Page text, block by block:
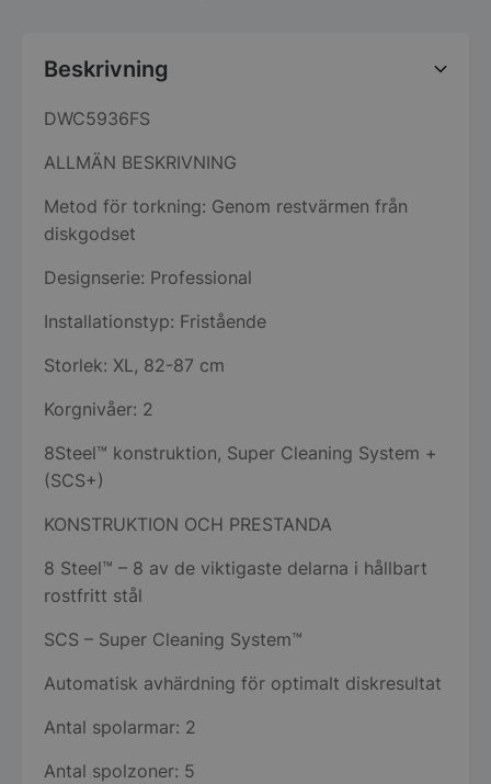
Beskrivning
DWC5936FS
ALLMÄN BESKRIVNING
Metod för torkning: Genom restvärmen från
diskgodset
Designserie: Professional
Installationstyp: Fristående
Storlek: XL, 82-87 cm
Korgnivåer: 2
8Steel™ konstruktion, Super Cleaning System +
(SCS+)
KONSTRUKTION OCH PRESTANDA
8 Steel™ – 8 av de viktigaste delarna i hållbart
rostfritt stål
SCS – Super Cleaning System™
Automatisk avhärdning för optimalt diskresultat
Antal spolarmar: 2
Antal spolzoner: 5